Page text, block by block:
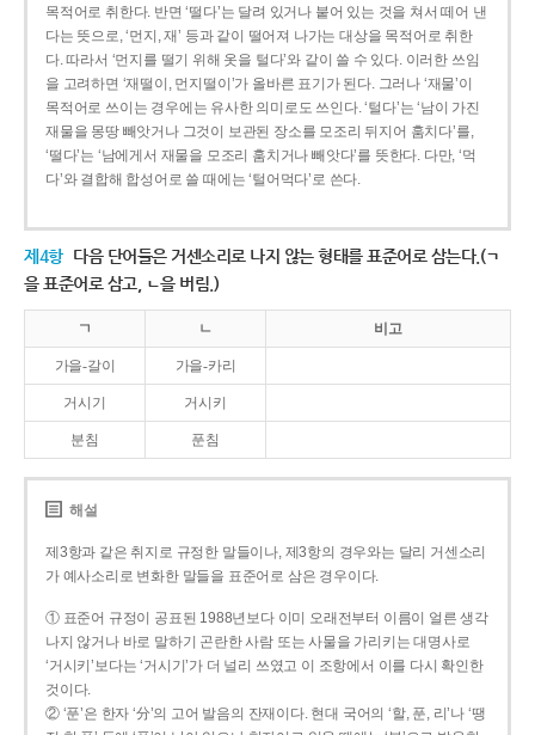
목적어로 취한다. 반면 ‘떨다’는 달려 있거나 붙어 있는 것을 쳐서 떼어 낸
다는 뜻으로, ‘먼지, 재’ 등과 같이 떨어져 나가는 대상을 목적어로 취한
다. 따라서 ‘먼지를 떨기 위해 옷을 털다’와 같이 쓸 수 있다. 이러한 쓰임
을 고려하면 ‘재떨이, 먼지떨이’가 올바른 표기가 된다. 그러나 ‘재물’이
목적어로 쓰이는 경우에는 유사한 의미로도 쓰인다. ‘털다’는 ‘남이 가진
재물을 몽땅 빼앗거나 그것이 보관된 장소를 모조리 뒤지어 훔치다’를,
‘떨다’는 ‘남에게서 재물을 모조리 훔치거나 빼앗다’를 뜻한다. 다만, ‘먹
다’와 결합해 합성어로 쓸 때에는 ‘털어먹다’로 쓴다.
제4항 다음 단어들은 거센소리로 나지 않는 형태를 표준어로 삼는다.(ㄱ
을 표준어로 삼고, ㄴ을 버림.)
ㄱ ㄴ 비고
가을-갈이 가을-카리
거시기 거시키
분침 푼침
해설
제3항과 같은 취지로 규정한 말들이나, 제3항의 경우와는 달리 거센소리
가 예사소리로 변화한 말들을 표준어로 삼은 경우이다.
① 표준어 규정이 공표된 1988년보다 이미 오래전부터 이름이 얼른 생각
나지 않거나 바로 말하기 곤란한 사람 또는 사물을 가리키는 대명사로
‘거시키’보다는 ‘거시기’가 더 널리 쓰였고 이 조항에서 이를 다시 확인한
것이다.
② ‘푼’은 한자 ‘分’의 고어 발음의 잔재이다. 현대 국어의 ‘할, 푼, 리’나 ‘땡